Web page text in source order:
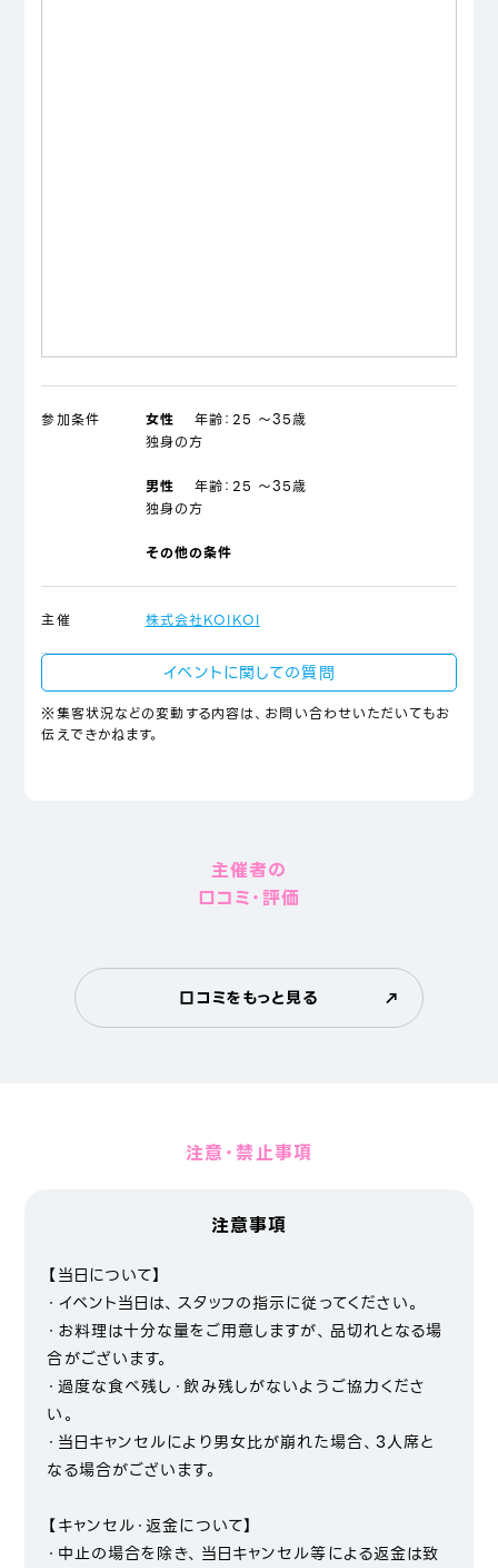
参加条件 女性 年齢： 25 ～35歳
独身の方
男性 年齢： 25 ～35歳
独身の方
その他の条件
主催 株式会社KOIKOI
イベントに関しての質問
※集客状況などの変動する内容は、お問い合わせいただいてもお
伝えできかねます。
主催者の
口コミ・評価
口コミをもっと見る
注意・禁止事項
注意事項
【当日について】
・イベント当日は、スタッフの指示に従ってください。
・お料理は十分な量をご用意しますが、品切れとなる場
合がございます。
・過度な食べ残し・飲み残しがないようご協力くださ
い。
・当日キャンセルにより男女比が崩れた場合、3人席と
なる場合がございます。
【キャンセル・返金について】
・中止の場合を除き、当日キャンセル等による返金は致